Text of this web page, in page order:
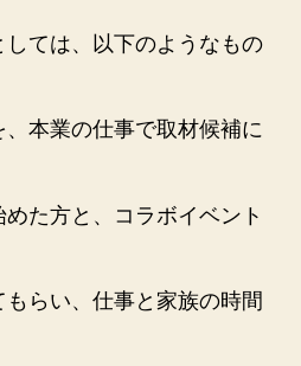
ては、以下のようなもの
本業の仕事で取材候補に
た方と、コラボイベント
らい、仕事と家族の時間